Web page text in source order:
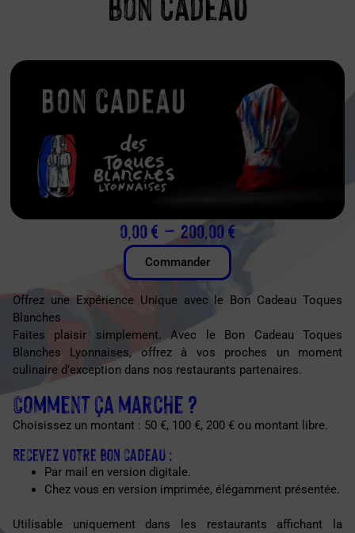
Offrez une Expérience Unique avec le Bon Cadeau Toques
Blanches
Faites plaisir simplement. Avec le Bon Cadeau Toques
Blanches Lyonnaises, offrez à vos proches un moment
culinaire d’exception dans nos restaurants partenaires.
Comment ça marche ?
Choisissez un montant : 50 €, 100 €, 200 € ou montant libre.
Recevez votre bon cadeau :
Par mail en version digitale.
Chez vous en version imprimée, élégamment présentée.
Utilisable uniquement dans les restaurants affichant la
0,00€ – 200,00€
Commander